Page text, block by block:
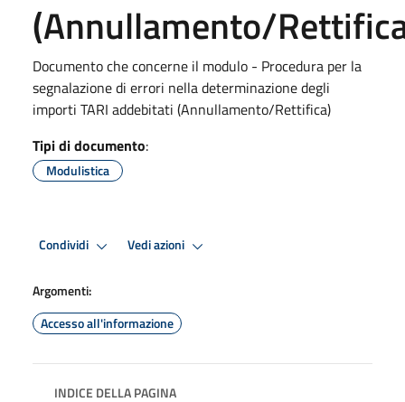
(Annullamento/
Documento che concerne il modulo - Procedura per la
segnalazione di errori nella determinazione degli
importi TARI addebitati (Annullamento/Rettifica)
Tipi di documento:
Modulistica
Condividi Vedi azioni
Argomenti:
Accesso all'informazione
INDICE DELLA PAGINA